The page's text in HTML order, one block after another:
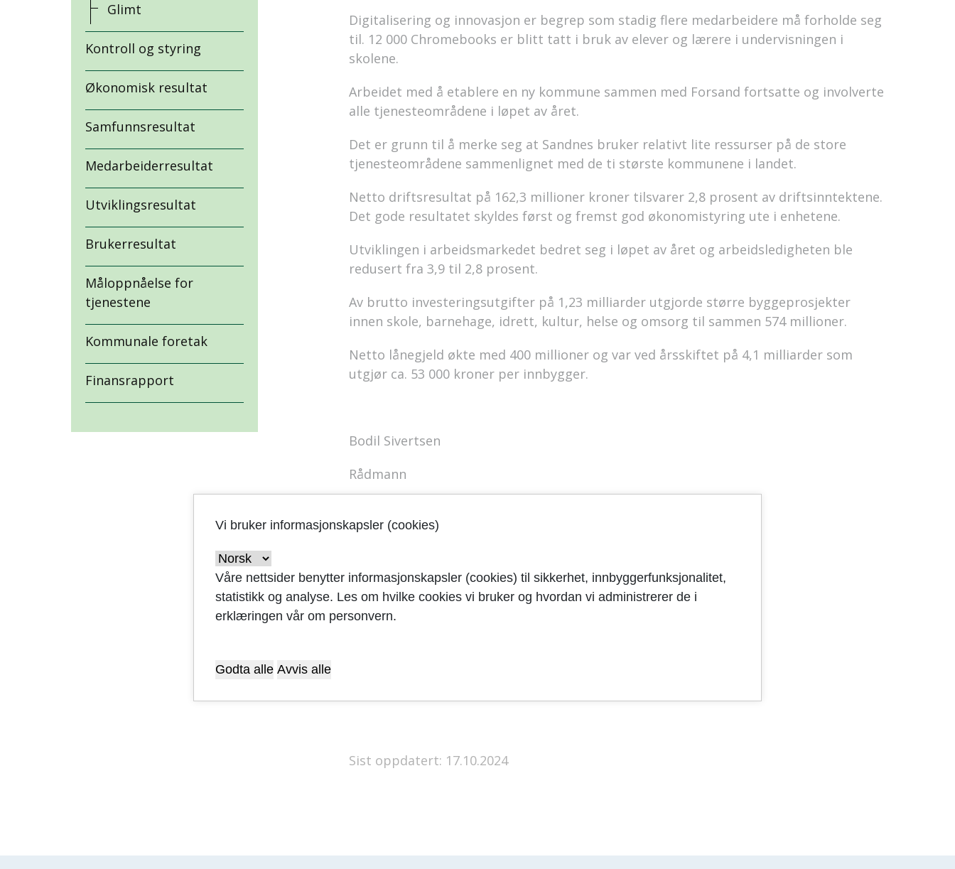
Glimt
Kontroll og styring
Økonomisk resultat
Samfunnsresultat
Medarbeiderresultat
Utviklingsresultat
Brukerresultat
Måloppnåelse for
tjenestene
Kommunale foretak
Finansrapport
Digitalisering og innovasjon er begrep som stadig flere medarbeidere må forholde seg
til. 12 000 Chromebooks er blitt tatt i bruk av elever og lærere i undervisningen i
skolene.
Arbeidet med å etablere en ny kommune sammen med Forsand fortsatte og involverte
alle tjenesteområdene i løpet av året.
Det er grunn til å merke seg at Sandnes bruker relativt lite ressurser på de store
tjenesteområdene sammenlignet med de ti største kommunene i landet.
Netto driftsresultat på 162,3 millioner kroner tilsvarer 2,8 prosent av driftsinntektene.
Det gode resultatet skyldes først og fremst god økonomistyring ute i enhetene.
Utviklingen i arbeidsmarkedet bedret seg i løpet av året og arbeidsledigheten ble
redusert fra 3,9 til 2,8 prosent.
Av brutto investeringsutgifter på 1,23 milliarder utgjorde større byggeprosjekter
innen skole, barnehage, idrett, kultur, helse og omsorg til sammen 574 millioner.
Netto lånegjeld økte med 400 millioner og var ved årsskiftet på 4,1 milliarder som
utgjør ca. 53 000 kroner per innbygger.
Bodil Sivertsen
Rådmann
Sist oppdatert: 17.10.2024
Vi bruker informasjonskapsler (cookies)
Våre nettsider benytter informasjonskapsler (cookies) til sikkerhet, innbyggerfunksjonalitet,
statistikk og analyse. Les om hvilke cookies vi bruker og hvordan vi administrerer de i
erklæringen vår om personvern.
Godta alle Avvis alle